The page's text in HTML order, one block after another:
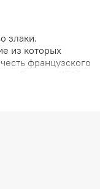
злаки.
из которых
французского
активный рост
сорняком, в
Многие
3-5 лет,
Образует